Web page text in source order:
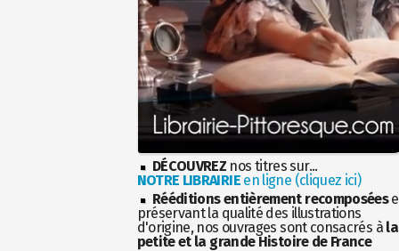
DÉCOUVREZ nos titres sur...
NOTRE LIBRAIRIEen ligne (cliquez ici)
Rééditions entièrement recomposées
préservant la qualité des illustrations
d'origine, nos ouvrages sont consacrés à la
petite et la grande Histoire de France